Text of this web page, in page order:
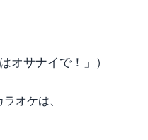
オサナイで！」）
オケは、